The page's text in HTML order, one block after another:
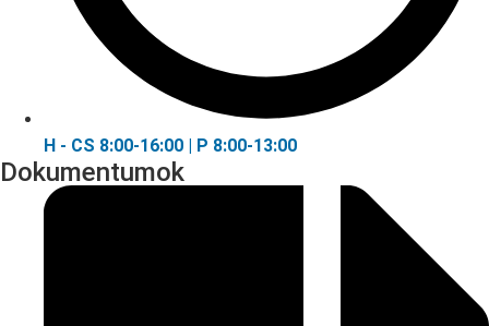
H - CS 8:00-16:00 | P 8:00-13:00
Dokumentumok